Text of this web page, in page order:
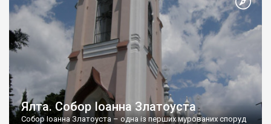
Ялта. Собор Іоанна Златоуста
Собор Іоанна Златоуста – одна із перших мурованих споруд